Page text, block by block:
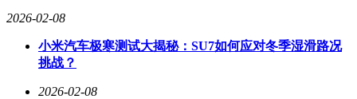
2026-02-08
小米汽车极寒测试大揭秘：SU7如何应对冬季湿滑路况
挑战？
2026-02-08